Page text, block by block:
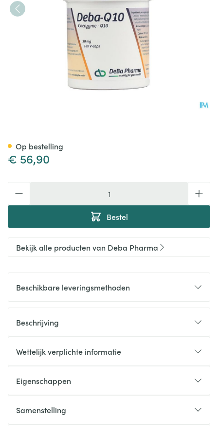
€ 56,90
Bestel
Op bestelling
Bekijk alle producten van Deba Pharma
Beschikbare leveringsmethoden
Beschrijving
Wettelijk verplichte informatie
Eigenschappen
Samenstelling